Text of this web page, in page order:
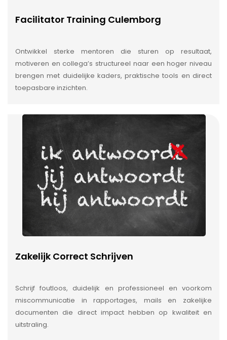
Facilitator Training Culemborg
Ontwikkel sterke mentoren die sturen op resultaat,
motiveren en collega’s structureel naar een hoger niveau
brengen met duidelijke kaders, praktische tools en direct
toepasbare inzichten.
Zakelijk Correct Schrijven
Schrijf foutloos, duidelijk en professioneel en voorkom
miscommunicatie in rapportages, mails en zakelijke
documenten die direct impact hebben op kwaliteit en
uitstraling.